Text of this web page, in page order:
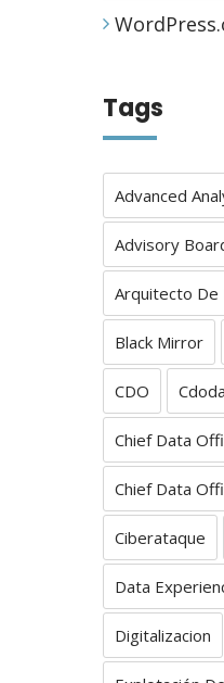
Tags
Advanced
Advisory
Arquitecto De
Black Mirror
CDO
Chief Data
Chief Data
Ciberataque
Data
Digitalizacion